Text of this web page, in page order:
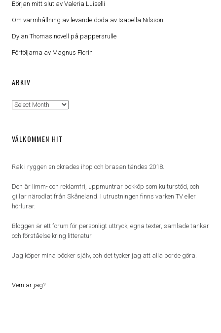
Början mitt slut av Valeria Luiselli
Om varmhållning av levande döda av Isabella Nilsson
Dylan Thomas novell på pappersrulle
Förföljarna av Magnus Florin
ARKIV
Arkiv
VÄLKOMMEN HIT
Rak i ryggen snickrades ihop och brasan tändes 2018.
Den är limm- och reklamfri, uppmuntrar bokköp som kulturstöd, och
gillar närodlat från Skåneland. I utrustningen finns varken TV eller
hörlurar.
Bloggen är ett forum för personligt uttryck, egna texter, samlade tankar
och förståelse kring litteratur.
Jag köper mina böcker själv, och det tycker jag att alla borde göra.
Vem är jag?